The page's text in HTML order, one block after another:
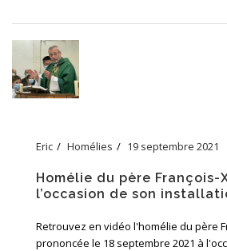
Eric Homélies 19 septembre 2021
Homélie du père François-
l’occasion de son
Retrouvez en vidéo l'homélie du père
prononcée le 18 septembre 2021 à